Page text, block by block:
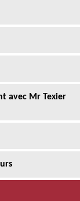
avec Mr Texier